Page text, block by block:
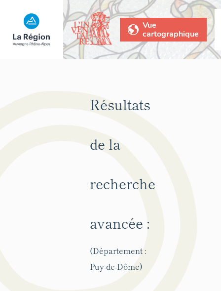
Vue
cartographique
Résultats
de la
recherche
avancée :
(Département :
Puy-de-Dôme)